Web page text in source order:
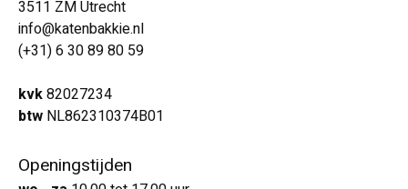
3511 ZM Utrecht
info@katenbakkie.nl
(+31) 6 30 89 80 59
kvk82027234
btw NL862310374B01
Openingstijden